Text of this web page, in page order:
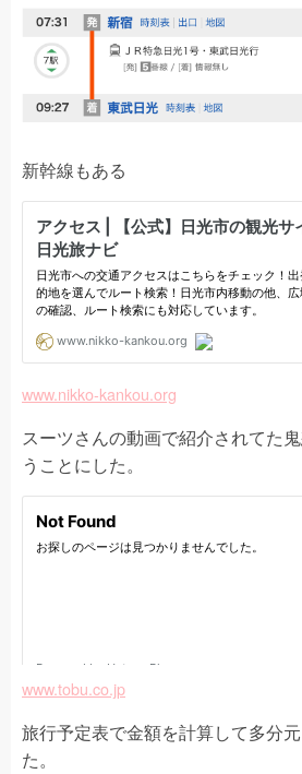
新幹線もある
www.nikko-kankou.org
スーツさんの動画で紹介されてた
うことにした。
www.tobu.co.jp
旅行予定表で金額を計算して多分
た。